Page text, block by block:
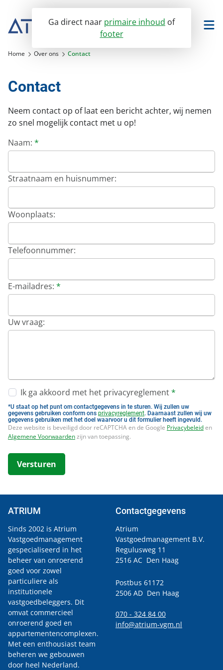
Ga direct naar primaire inhoud of
footer
VvE Beheer
Assurantiën dienstenwijzer
Portaal toegang
Winkelvastgoed
Onderwijsvastgoed
Servicedesk
Over ons
Locatie en route
Home Over ons Contact
Contact
Neem contact op of laat een bericht achter, wij nemen
zo snel mogelijk contact met u op!
Naam: *
Straatnaam en huisnummer:
Woonplaats:
Telefoonnummer:
E-mailadres: *
Uw vraag:
Ik ga akkoord met het privacyreglement*
*U staat op het punt om contactgegevens in te sturen. Wij zullen uw
gegevens gebruiken conform ons privacyreglement. Daarnaast zullen wij uw
gegevens gebruiken met het doel waarvoor u dit formulier heeft ingevuld.
Deze website is beveiligd door reCAPTCHA en de Google Privacybeleiden
Algemene Voorwaardenzijn van toepassing.
Versturen
ATRIUM
Sinds 2002 is Atrium
Vastgoedmanagement
gespecialiseerd in het
beheer van onroerend
goed voor zowel
particuliere als
institutionele
vastgoedbeleggers. Dit
omvat commercieel
onroerend goed en
appartementencomplexen.
Met een enthousiast team
beheren we gebouwen
door heel Nederland.
Contactgegevens
Atrium
Vastgoedmanagement B.V.
Regulusweg 11
2516 AC Den Haag
Postbus 61172
2506 AD Den Haag
070 - 324 84 00
info@atrium-vgm.nl